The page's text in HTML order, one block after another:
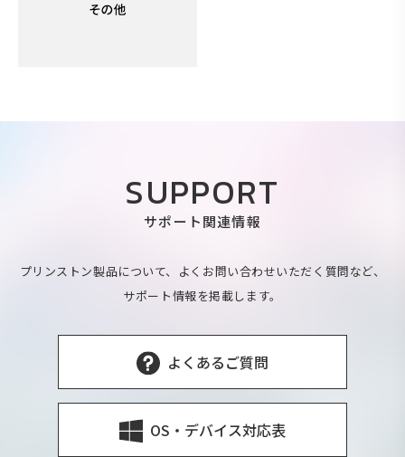
SUPPORT
サポート関連情報
プリンストン製品について、よくお問い合わせいただく質問など、
サポート情報を掲載します。
よくあるご質問
OS・デバイス対応表